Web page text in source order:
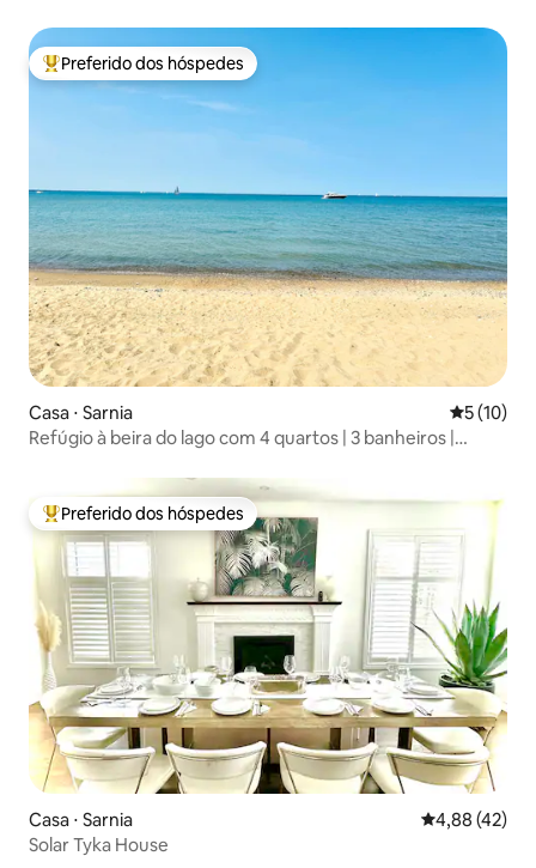
Entre os melhores preferidos dos hóspedes
Preferido dos hóspedes
Casa ⋅ Sarnia 5 de uma
5 (10)
Refúgio à beira do lago com 4 quartos | 3 banheiros |
Entre os melhores preferidos dos hóspedes
Preferido dos hóspedes
Casa ⋅ Sarnia 4,88 de uma
4,88 (42)
Solar Tyka House